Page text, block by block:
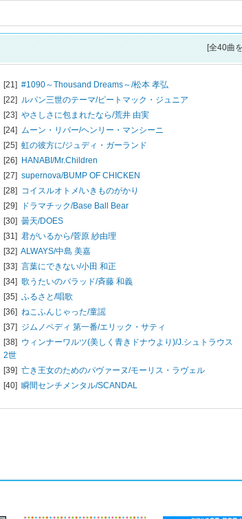
[全40曲
[21] #1090～Thousand Dreams～/松本 孝弘
[22] ルパン三世のテーマ/ピートマック・ジュニア
[23] やさしさに包まれたなら/荒井 由実
[24] ムーン・リバー/ヘンリー・マンシーニ
[25] 虹の彼方に/ジュディ・ガーランド
[26] HANABI/Mr.Children
[27] supernova/BUMP OF CHICKEN
[28] コイスルオトメ/いきものがかり
[29]
ドラマチック/Base Ball Bear
[30] 曇天/DOES
[31] 君がいるから/菅原 紗由理
[32] ALWAYS/中島 美嘉
[33] 言葉にできない/小田 和正
[34] 歌うたいのバラッド/斉藤 和義
[35] ふるさと/唱歌
[36] ねこふんじゃった/童謡
[37] ジムノペディ 第一番/エリック・サティ
[38] ウィンナーワルツ(美しく青きドナウより)/J.シュトラウス
2世
[39] 亡き王女のためのパヴァーヌ/モーリス・ラヴェル
[40] 瞬間センチメンタル/SCANDAL